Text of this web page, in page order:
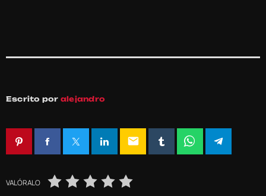
Escrito por alejandro
email
VALÓRALO